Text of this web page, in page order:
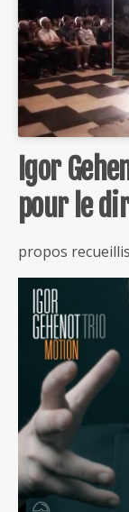
Igor
pour le
propos